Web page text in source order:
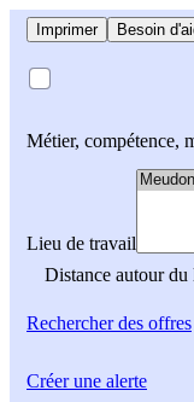
Imprimer Besoin
Métier, compétence,
Lieu de travail
Distance autour du
Rechercherdes offres
Créer une alerte